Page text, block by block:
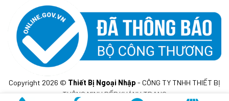
Copyright 2026 © Thiết Bị Ngoại Nhập - CÔNG TY TNHH THIẾT BỊ
THÔNG MINH BẾP KHÁNH TRANG